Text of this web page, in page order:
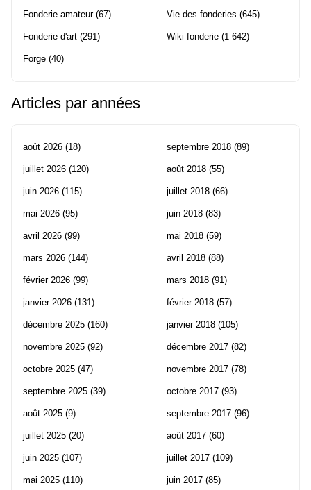
Fonderie amateur(67)
Fonderie d'art (291)
Forge (40)
Vie des fonderies (645)
Wiki fonderie (1 642)
Articles par années
août 2026 (18)
juillet 2026 (120)
juin 2026 (115)
mai 2026 (95)
avril 2026 (99)
mars 2026 (144)
février 2026 (99)
janvier 2026 (131)
décembre 2025 (160)
novembre 2025 (92)
octobre 2025 (47)
septembre 2025 (39)
août 2025 (9)
juillet 2025 (20)
juin 2025 (107)
mai 2025 (110)
septembre 2018 (89)
août 2018 (55)
juillet 2018 (66)
juin 2018 (83)
mai 2018 (59)
avril 2018 (88)
mars 2018 (91)
février 2018 (57)
janvier 2018 (105)
décembre 2017 (82)
novembre 2017 (78)
octobre 2017 (93)
septembre 2017 (96)
août 2017 (60)
juillet 2017 (109)
juin 2017 (85)